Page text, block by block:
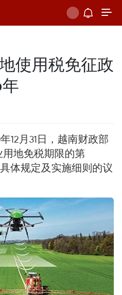
使用税免征政
12月31日，越南财政部
地免税期限的第
体规定及实施细则的议